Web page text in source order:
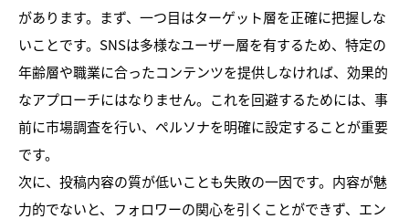
があります。まず、一つ目はターゲット層を正確に把握しな
いことです。SNSは多様なユーザー層を有するため、特定の
年齢層や職業に合ったコンテンツを提供しなければ、効果的
なアプローチにはなりません。これを回避するためには、事
前に市場調査を行い、ペルソナを明確に設定することが重要
です。
次に、投稿内容の質が低いことも失敗の一因です。内容が魅
力的でないと、フォロワーの関心を引くことができず、エン